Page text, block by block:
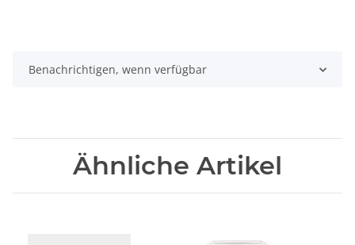
Benachrichtigen, wenn verfügbar
Ähnliche Artikel